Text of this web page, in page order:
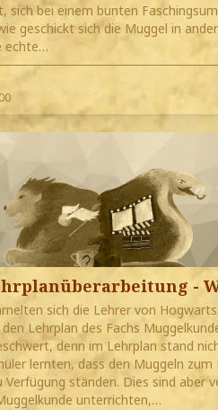
sich bei einem bunten
geschickt sich die Muggel in
echte…
-
sich die Lehrer von
Lehrplan des Fachs
denn im Lehrplan stand
lernten, dass den Muggeln
Verfügung ständen. Dies sind aber
unterrichten,…